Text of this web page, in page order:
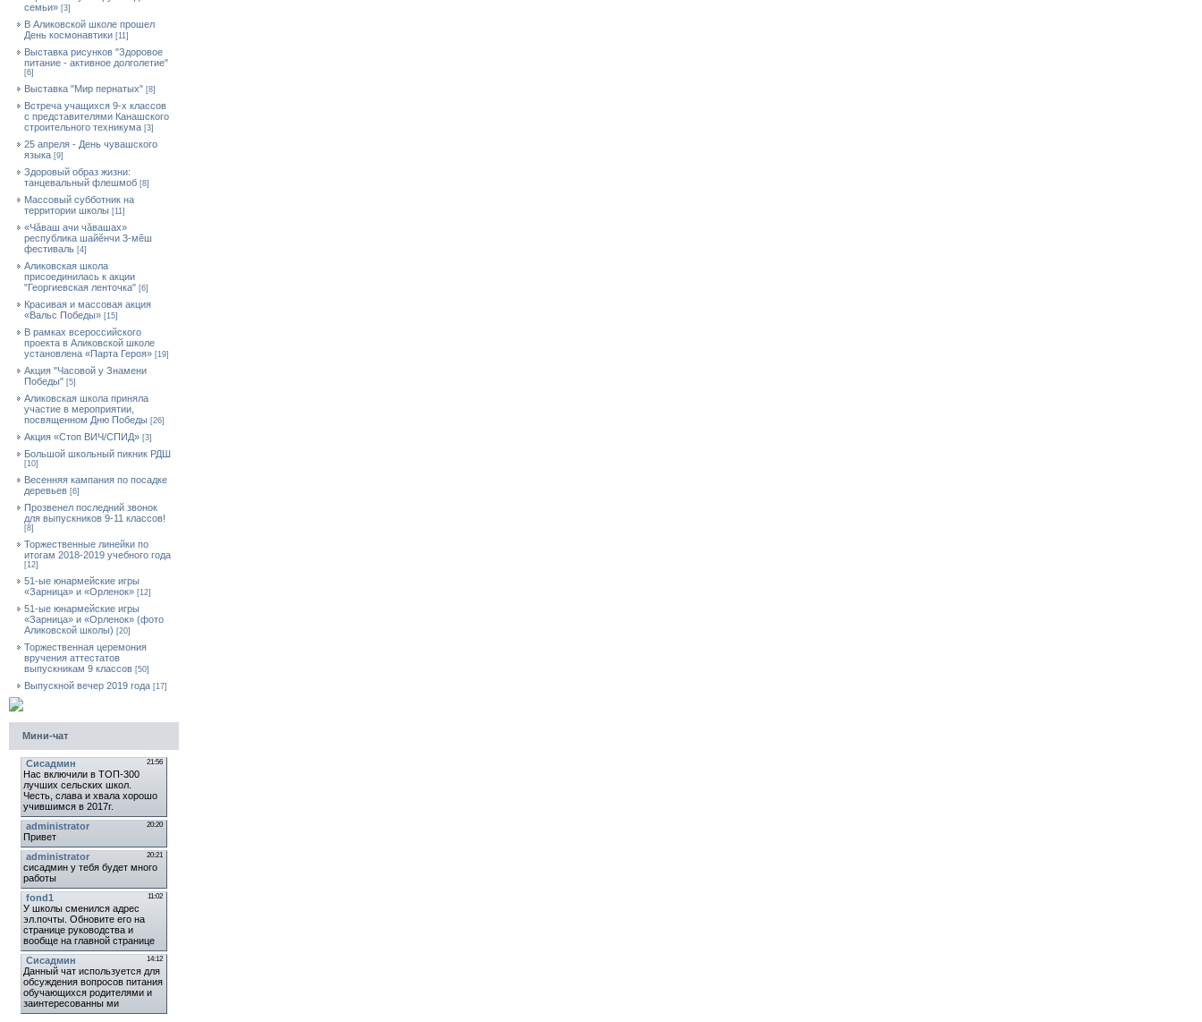
семьи» [3]
В Аликовской школе прошел
День космонавтики [11]
Выставка рисунков "Здоровое
питание - активное долголетие"
[6]
Выставка "Мир пернатых" [8]
Встреча учащихся 9-х классов
с представителями Канашского
строительного техникума [3]
25 апреля - День чувашского
языка [9]
Здоровый образ жизни:
танцевальный флешмоб [8]
Массовый субботник на
территории школы [11]
«Чăваш ачи чăвашах»
республика шайĕнчи 3-мĕш
фестиваль [4]
Аликовская школа
присоединилась к акции
"Георгиевская ленточка" [6]
Красивая и массовая акция
«Вальс Победы» [15]
В рамках всероссийского
проекта в Аликовской школе
установлена «Парта Героя» [19]
Акция "Часовой у Знамени
Победы" [5]
Аликовская школа приняла
участие в мероприятии,
посвященном Дню Победы [26]
Акция «Стоп ВИЧ/СПИД» [3]
Большой школьный пикник РДШ
[10]
Весенняя кампания по посадке
деревьев [6]
Прозвенел последний звонок
для выпускников 9-11 классов!
[8]
Торжественные линейки по
итогам 2018-2019 учебного года
[12]
51-ые юнармейские игры
«Зарница» и «Орленок» [12]
51-ые юнармейские игры
«Зарница» и «Орленок» (фото
Аликовской школы) [20]
Торжественная церемония
вручения аттестатов
выпускникам 9 классов [50]
Выпускной вечер 2019 года [17]
Мини-чат